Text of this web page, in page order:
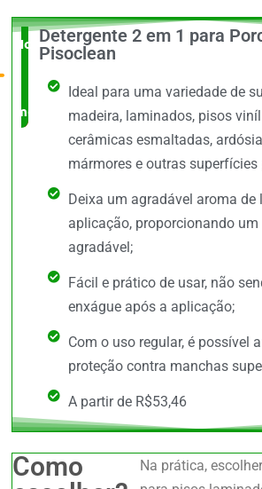
Novidade
no
mercado
Detergente 2 em 1 para
Pisoclean
Ideal para uma variedade de
madeira, laminados, pisos
cerâmicas esmaltadas,
mármores e outras superfícies
Deixa um agradável aroma de
aplicação, proporcionando
agradável;
Fácil e prático de usar, não
enxágue após a aplicação;
Com o uso regular, é possível
proteção contra manchas
A partir de R$53,46
Como
Na prática,